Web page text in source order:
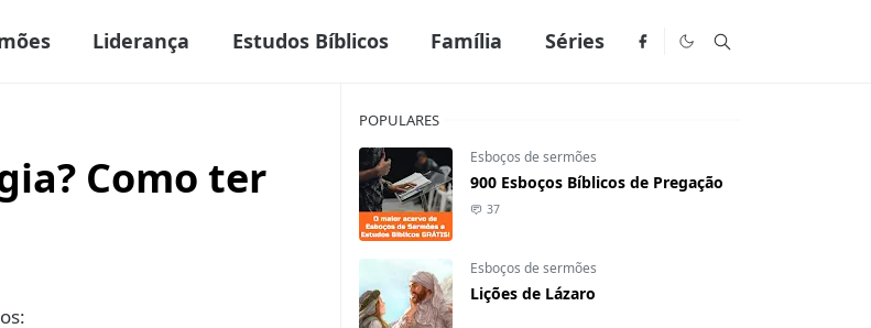
Liderança Estudos Bíblicos Família Séries
Como ter
POPULARES
Esboços de sermões
900 Esboços Bíblicos de Pregação
37
Esboços de sermões
Lições de Lázaro